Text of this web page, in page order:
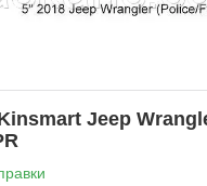
Jeep